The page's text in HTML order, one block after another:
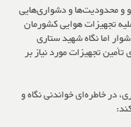
محدودیت‌ها و دشواری‌هایی
تجهیزات هوایی کشورمان
اما نگاه شهید ستاری
تجهیزات مورد نیاز بر
در خاطره‌ای خواندنی نگاه و